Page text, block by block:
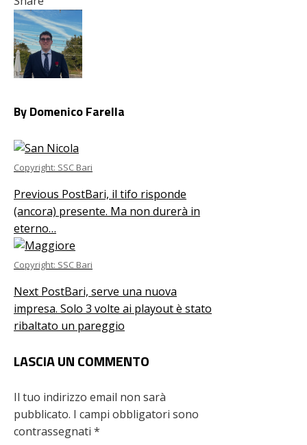
Facebook
Twitter
LinkedIn
Pinterest
Stumbleupon
Email
By Domenico Farella
Copyright: SSC Bari
Previous PostBari, il tifo risponde
(ancora) presente. Ma non durerà in
eterno…
Copyright: SSC Bari
Next PostBari, serve una nuova
impresa. Solo 3 volte ai playout è stato
ribaltato un pareggio
LASCIA UN COMMENTO
Il tuo indirizzo email non sarà
pubblicato. I campi obbligatori sono
contrassegnati *